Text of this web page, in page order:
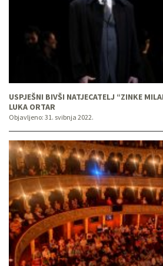
USPJEŠNI BIVŠI NATJECATELJ “ZINKE
LUKA ORTAR
Objavljeno: 31. svibnja 2022.